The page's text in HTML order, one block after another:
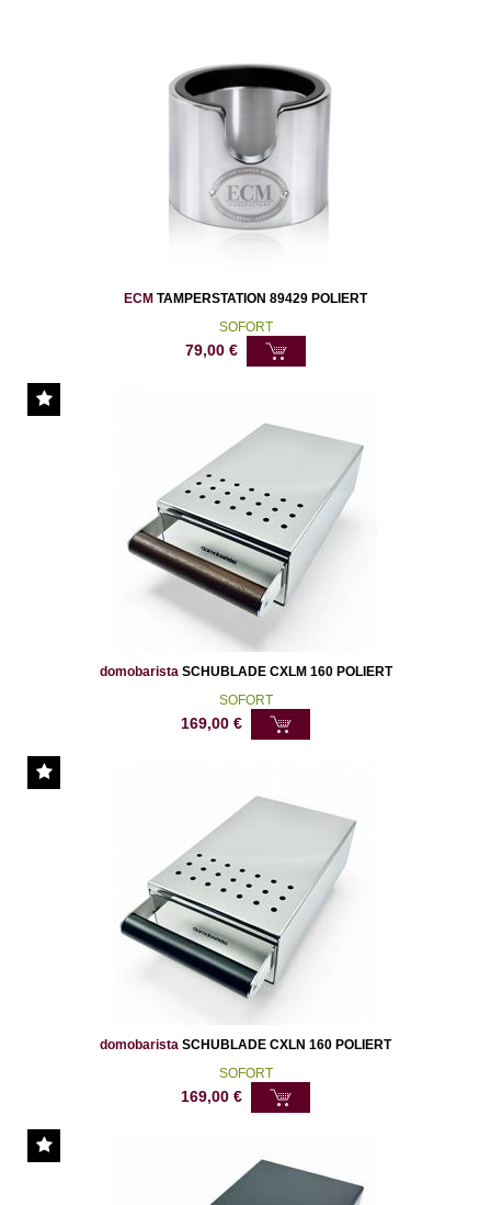
ECM TAMPERSTATION 89429 POLIERT
SOFORT
79,00 €
domobaristaSCHUBLADE CXLM 160 POLIERT
SOFORT
169,00 €
domobarista SCHUBLADE CXLN 160 POLIERT
SOFORT
169,00 €